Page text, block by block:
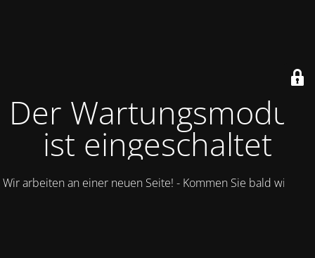
Der Wartungsmodus
ist eingeschaltet
Wir arbeiten an einer neuen Seite! - Kommen Sie bald wieder.